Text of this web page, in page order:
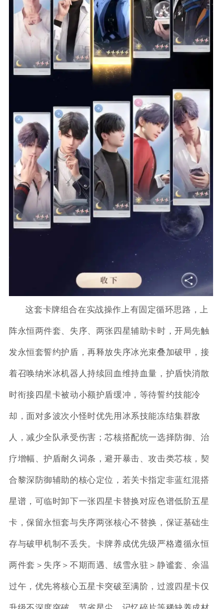
这套卡牌组合在实战操作上有固定循环思路，上
阵永恒两件套、失序、两张四星辅助卡时，开局先触
发永恒套誓约护盾，再释放失序冰光束叠加破甲，接
着召唤纳米冰机器人持续回血维持血量，护盾快消散
时衔接四星卡被动小额护盾缓冲，等待誓约技能冷
却，面对多波次小怪时优先用冰系技能冻结集群敌
人，减少全队承受伤害；芯核搭配统一选择防御、治
疗增幅、护盾耐久词条，避开暴击、攻击类芯核，契
合黎深防御辅助的核心定位，若关卡指定非蓝红混搭
星谱，可临时卸下一张四星卡替换对应色谱低阶五星
卡，保留永恒套与失序两张核心不替换，保证基础生
存与破甲机制不丢失。卡牌养成优先级严格遵循永恒
两件套＞失序＞不期而遇、绒雪永驻＞静谧套、余温
过午，优先将核心五星卡突破至满阶，过渡四星卡仅